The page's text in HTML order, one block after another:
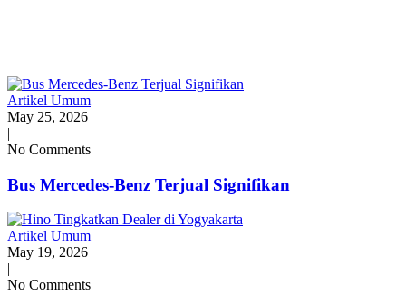
Artikel Umum
May 25, 2026
|
No Comments
Bus Mercedes-Benz Terjual Signifikan
Artikel Umum
May 19, 2026
|
No Comments